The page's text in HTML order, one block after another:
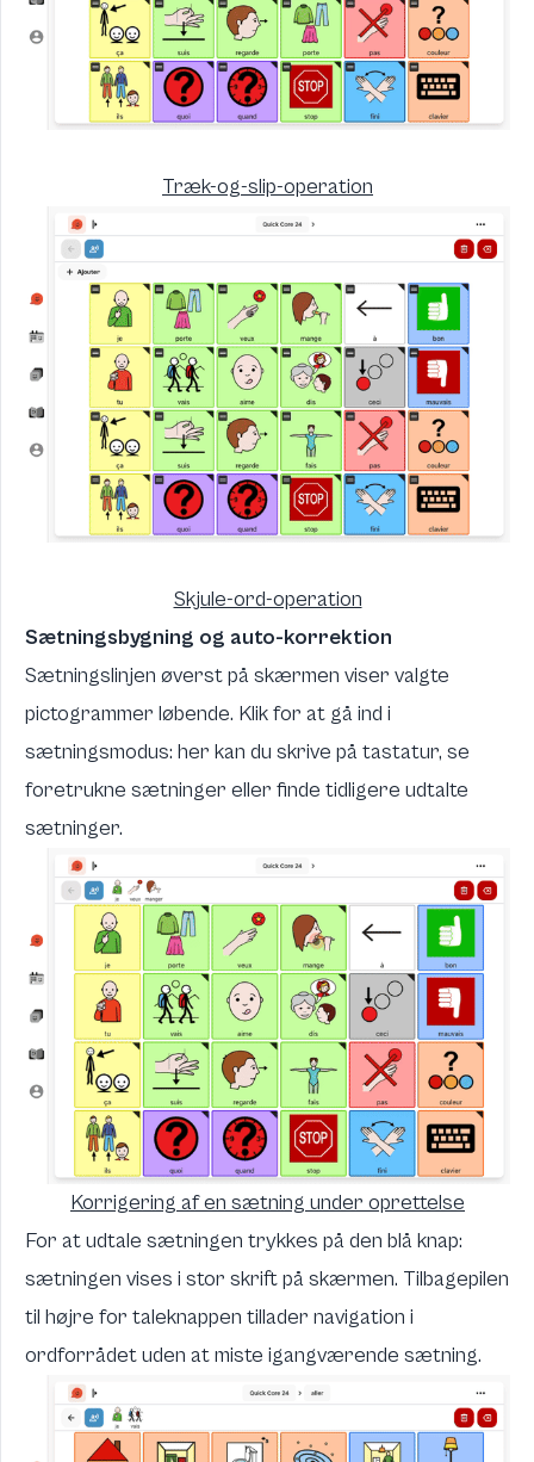
Træk-og-slip-operation
Skjule-ord-operation
Sætningsbygning og auto-korrektion
Sætningslinjen øverst på skærmen viser valgte
pictogrammer løbende. Klik for at gå ind i
sætningsmodus: her kan du skrive på tastatur, se
foretrukne sætninger eller finde tidligere udtalte
sætninger.
Korrigering af en sætning under oprettelse
For at udtale sætningen trykkes på den blå knap:
sætningen vises i stor skrift på skærmen. Tilbagepilen
til højre for taleknappen tillader navigation i
ordforrådet uden at miste igangværende sætning.